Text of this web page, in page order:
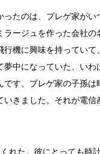
たのは、ブレゲ家が
ージュを作った会社の
機に興味を持っていて
中になっていた、いわ
す、ブレゲ家の子孫
きました。それが電
れた。彼にとっても時